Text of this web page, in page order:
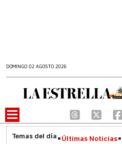
DOMINGO 02 AGOSTO 2026
Últimas Noticias